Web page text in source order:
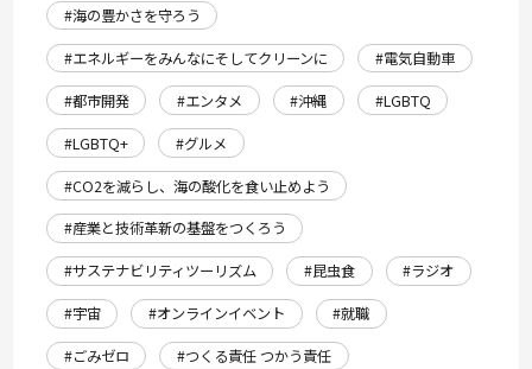
#海の豊かさを守ろう
#エネルギーをみんなにそしてクリーンに
#電気自動車
#都市開発
#エンタメ #沖縄
#LGBTQ
#LGBTQ+
#グルメ
#CO2を減らし、海の酸化を食い止めよう
#産業と技術革新の基盤をつくろう
#サステナビリティツーリズム
#昆虫食
#ラジオ
#宇宙
#オンラインイベント
#就職
#ごみゼロ
#つくる責任 つかう責任